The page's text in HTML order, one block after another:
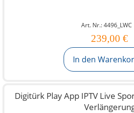
Art. Nr.: 4496_LWC
239,00 €
In den
Digitürk Play App IPTV Live